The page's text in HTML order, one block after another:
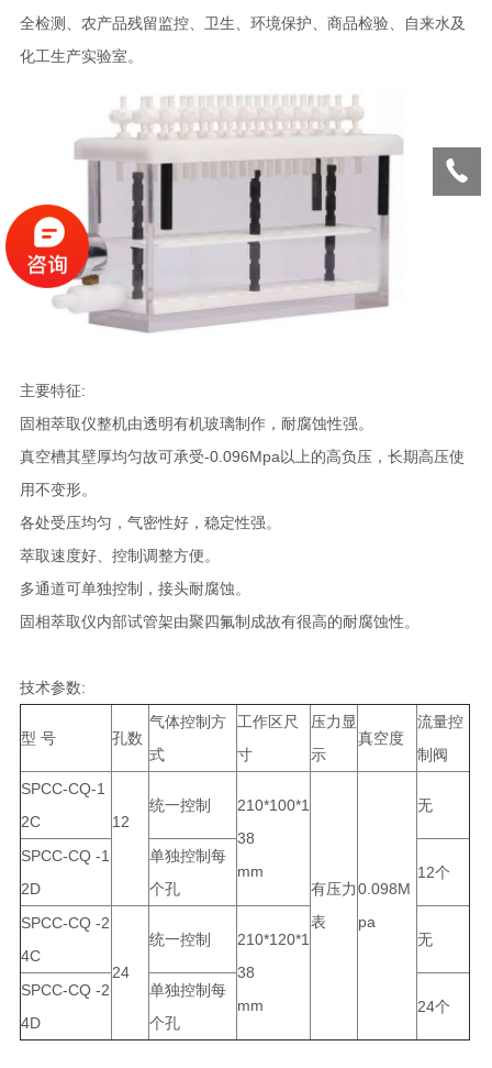
全检测、农产品残留监控、卫生、环境保护、商品检验、自来水及
化工生产实验室。
主要特征:
固相萃取仪整机由透明有机玻璃制作，耐腐蚀性强。
真空槽其壁厚均匀故可承受-0.096Mpa以上的高负压，长期高压使
用不变形。
各处受压均匀，气密性好，稳定性强。
萃取速度好、控制调整方便。
多通道可单独控制，接头耐腐蚀。
固相萃取仪内部试管架由聚四氟制成故有很高的耐腐蚀性。
技术参数:
型 号 孔数
气体控制方
式
工作区尺
寸
压力显
示
真空度
流量控
制阀
SPCC-CQ-1
2C
12
统一控制
210*100*1
38
mm
有压力
表
0.098M
pa
无
SPCC-CQ -1
2D
单独控制每
个孔
12个
SPCC-CQ -2
4C
24
统一控制
210*120*1
38
mm
无
SPCC-CQ -2
4D
单独控制每
个孔
24个